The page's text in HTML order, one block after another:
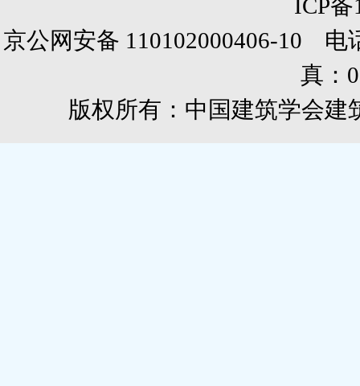
ICP
京公网安备 110102000406-10 电
真：
版权所有：中国建筑学会